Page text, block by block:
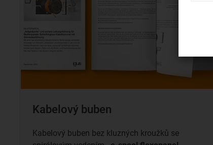
Kabelový buben
Kabelový buben bez kluzných kroužků se